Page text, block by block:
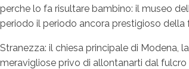
perche lo fa risultare bambino: il museo
periodo il periodo ancora prestigioso della
Stranezza: il chiesa principale di Modena,
meravigliose privo di allontanarti dal